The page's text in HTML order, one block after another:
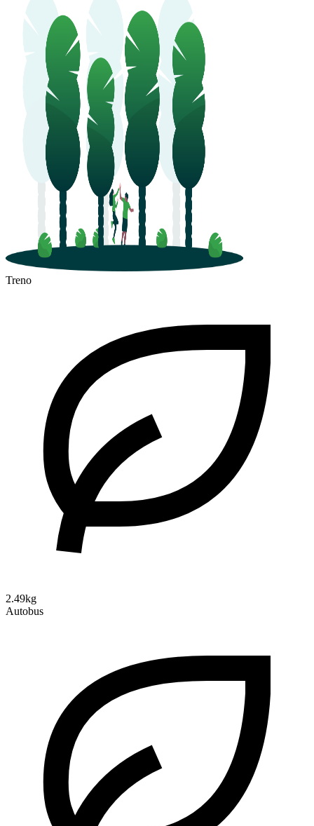
Treno
2.49kg
Autobus